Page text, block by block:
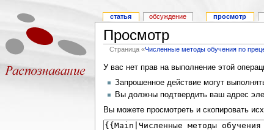
Просмотр
Страница «Численные методы обучения по
У вас нет прав на выполнение этой
Запрошенное действие могут
Вы должны подтвердить ваш адрес
Вы можете просмотреть и скопировать
статья обсуждение просмотр